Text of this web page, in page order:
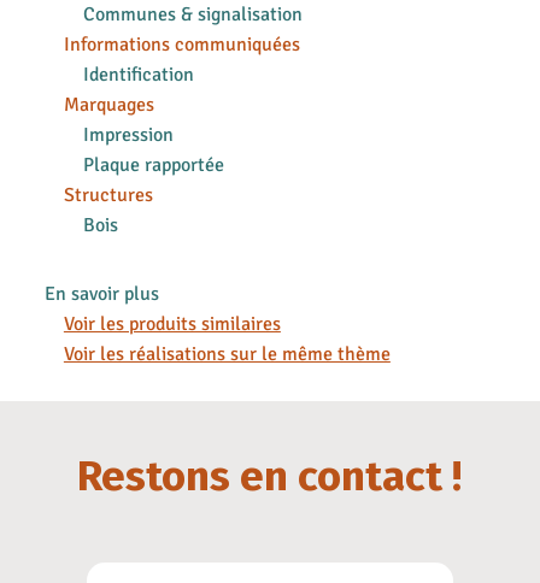
Communes & signalisation
Informations communiquées
Identification
Marquages
Impression
Plaque rapportée
Structures
Bois
En savoir plus
Voir les produits similaires
Voir les réalisations sur le même thème
Restons en contact !